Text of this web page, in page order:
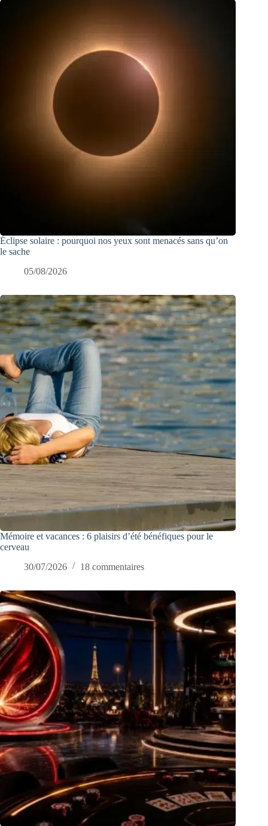
Éclipse solaire : pourquoi nos yeux sont menacés sans qu’on
le sache
05/08/2026
Mémoire et vacances : 6 plaisirs d’été bénéfiques pour le
cerveau
30/07/2026
18 commentaires